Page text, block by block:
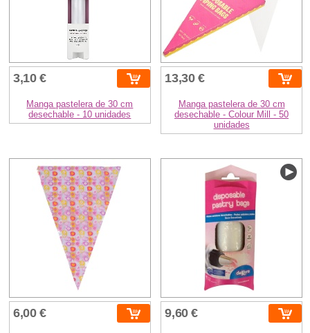
3,10 €
Manga pastelera de 30 cm
desechable - 10 unidades
13,30 €
Manga pastelera de 30 cm
desechable - Colour Mill - 50
unidades
6,00 € 9,60 €